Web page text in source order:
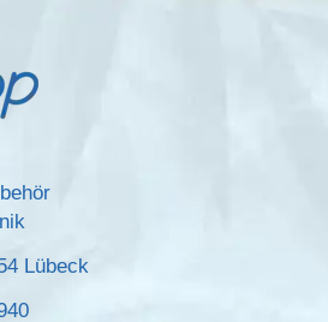
Lübeck